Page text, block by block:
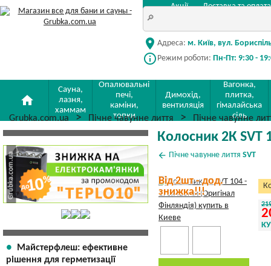
Акції Доставка та оплата
location_on Адреса: м. Київ, вул.
info_outline Режим роботи: Пн-Пт: 9:30 -
home
Сауна,
лазня,
хаммам
Опалювальні
печі,
каміни,
топки
Димохід,
вентиляція
Вагонка,
плитка,
гімалайська
сіль
Grubka.com.ua Пічне чавунне лиття Пічне чавунне
Майстерфлеш: ефективне
рішення для герметизації
Колосник 2К SVT
arrow_back Пічне чавунне лиття SVT
Від 2шт - дод.
знижка!!!